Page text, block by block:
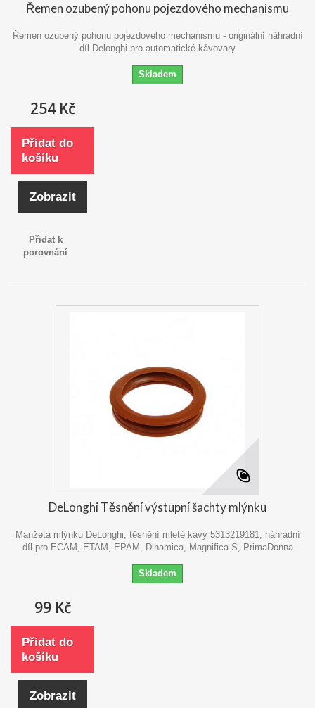
Řemen ozubený pohonu pojezdového mechanismu
Řemen ozubený pohonu pojezdového mechanismu - originální náhradní
díl Delonghi pro automatické kávovary
Skladem
254 Kč
Přidat do
košíku
Zobrazit
Přidat k
porovnání
DeLonghi Těsnění výstupní šachty mlýnku
Manžeta mlýnku DeLonghi, těsnění mleté kávy 5313219181, náhradní
díl pro ECAM, ETAM, EPAM, Dinamica, Magnifica S, PrimaDonna
Skladem
99 Kč
Přidat do
košíku
Zobrazit